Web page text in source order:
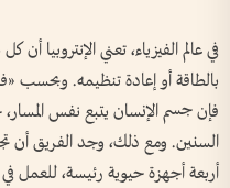
في عالم الفيزياء، تعني الإنتروبيا
بالطاقة أو إعادة تنظيمه. وبحسب
فإن جسم الإنسان يتبع نفس المسار،
السنين. ومع ذلك، وجد الفريق أن
أربعة أجهزة حيوية رئيسة، للعمل في